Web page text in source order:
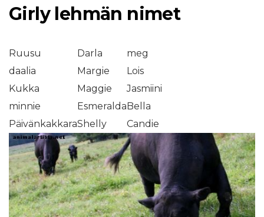
Girly lehmän nimet
Ruusu Darla
meg
daalia
Margie
Lois
Kukka
Maggie
Jasmiini
minnie
Esmeralda Bella
PäivänkakkaraShelly Candie